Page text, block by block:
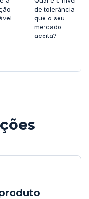
de tolerância
que o seu
mercado
aceita?